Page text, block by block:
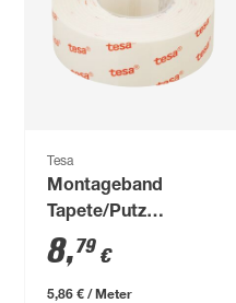
Tesa
Montageband
Tapete/Putz
transparent 150 x
1,9 cm 10 kg/m
8,79 €
5,86 € / Meter